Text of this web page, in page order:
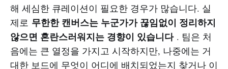
해 세심한 큐레이션이 필요한 경우가 많습니다. 실
제로 무한한 캔버스는 누군가가 끊임없이 정리하지
않으면 혼란스러워지는 경향이 있습니다. 팀은 처
음에는 큰 열정을 가지고 시작하지만, 나중에는 거
대한 보드에 무엇이 어디에 배치되었는지 찾거나 이